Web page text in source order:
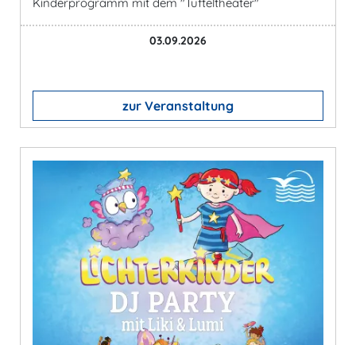
03.09.2026
zur Veranstaltung